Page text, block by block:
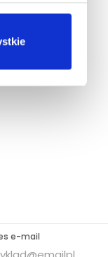
e-mail